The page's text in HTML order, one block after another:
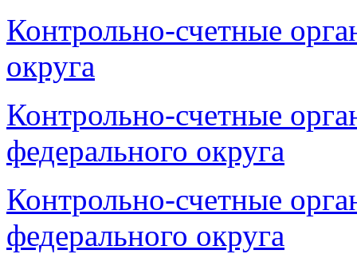
Контрольно-счетные
округа
Контрольно-счетные
федерального округа
Контрольно-счетные
федерального округа